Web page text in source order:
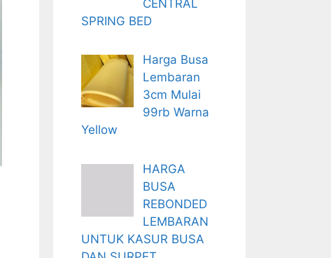
CENTRAL
SPRING BED
Harga Busa
Lembaran
3cm Mulai
99rb Warna
Yellow
HARGA
BUSA
REBONDED
LEMBARAN
UNTUK KASUR BUSA